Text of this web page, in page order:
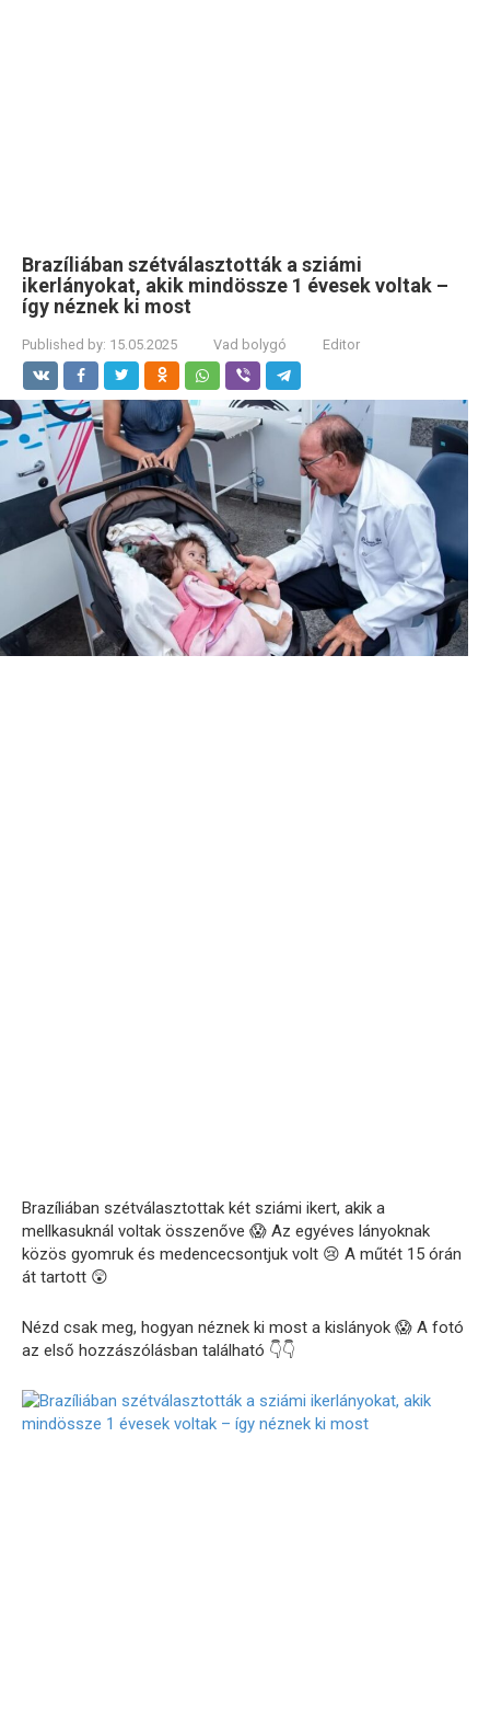
Brazíliában szétválasztották a sziámi
ikerlányokat, akik mindössze 1 évesek voltak –
így néznek ki most
Published by: 15.05.2025 Vad bolygó Editor
Brazíliában szétválasztottak két sziámi ikert, akik a
mellkasuknál voltak összenőve 😱 Az egyéves lányoknak
közös gyomruk és medencecsontjuk volt 😢 A műtét 15 órán
át tartott 😲
Nézd csak meg, hogyan néznek ki most a kislányok 😱 A fotó
az első hozzászólásban található 👇👇